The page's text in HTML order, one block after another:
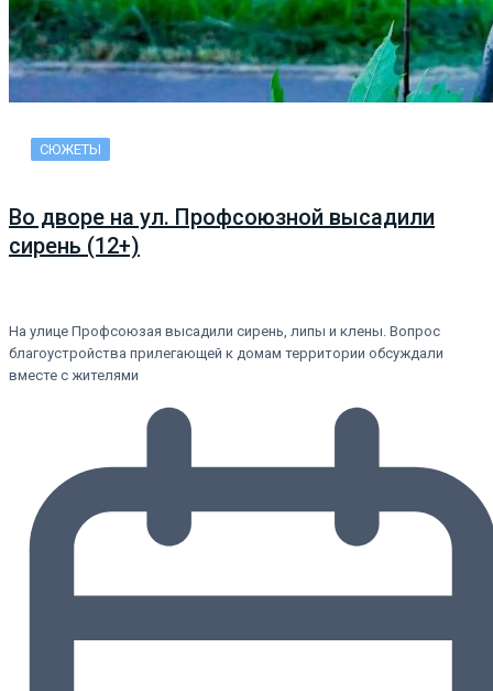
СЮЖЕТЫ
Во дворе на ул. Профсоюзной высадили
сирень (12+)
На улице Профсоюзая высадили сирень, липы и клены. Вопрос
благоустройства прилегающей к домам территории обсуждали
вместе с жителями